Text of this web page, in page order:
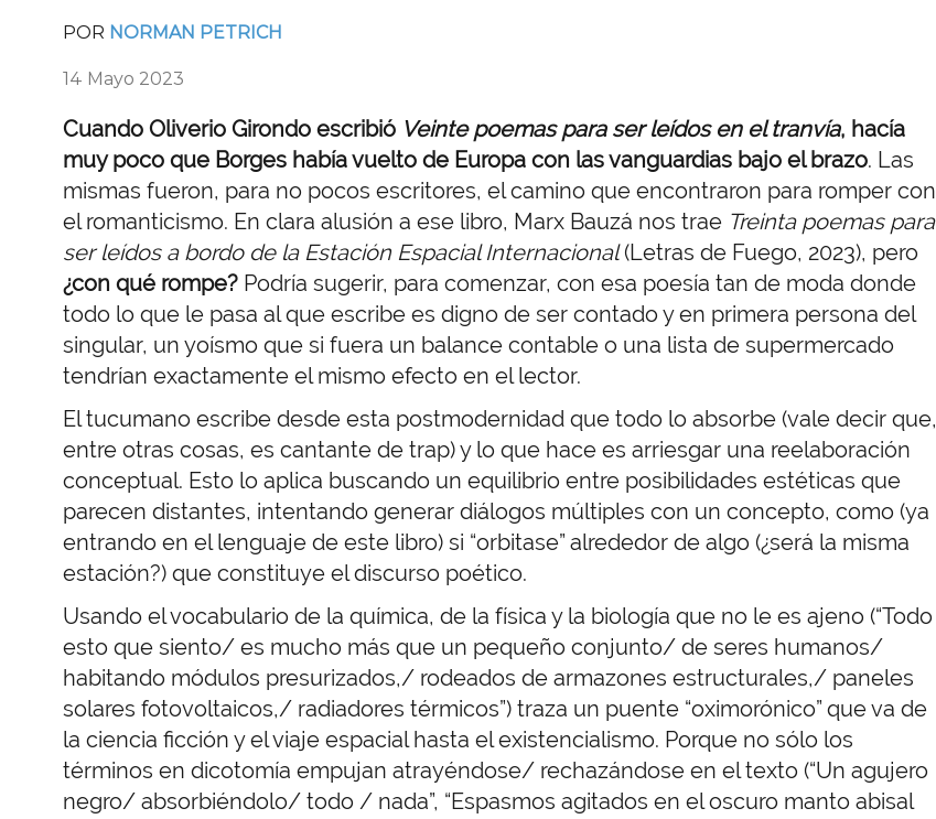
POR NORMAN PETRICH
14 Mayo 2023
Cuando Oliverio Girondo escribió Veinte poemas para ser leídos en el tranvía, hacía
muy poco que Borges había vuelto de Europa con las vanguardias bajo el brazo. Las
mismas fueron, para no pocos escritores, el camino que encontraron para romper con
el romanticismo. En clara alusión a ese libro, Marx Bauzá nos trae Treinta poemas para
ser leídos a bordo de la Estación Espacial Internacional(Letras de Fuego, 2023), pero
¿con qué rompe? Podría sugerir, para comenzar, con esa poesía tan de moda donde
todo lo que le pasa al que escribe es digno de ser contado y en primera persona del
singular, un yoísmo que si fuera un balance contable o una lista de supermercado
tendrían exactamente el mismo efecto en el lector.
El tucumano escribe desde esta postmodernidad que todo lo absorbe (vale decir que,
entre otras cosas, es cantante de trap) y lo que hace es arriesgar una reelaboración
conceptual. Esto lo aplica buscando un equilibrio entre posibilidades estéticas que
parecen distantes, intentando generar diálogos múltiples con un concepto, como (ya
entrando en el lenguaje de este libro) si “orbitase” alrededor de algo (¿será la misma
estación?) que constituye el discurso poético.
Usando el vocabulario de la química, de la física y la biología que no le es ajeno (“Todo
esto que siento/ es mucho más que un pequeño conjunto/ de seres humanos/
habitando módulos presurizados,/ rodeados de armazones estructurales,/ paneles
solares fotovoltaicos,/ radiadores térmicos”) traza un puente “oximorónico” que va de
la ciencia ficción y el viaje espacial hasta el existencialismo. Porque no sólo los
términos en dicotomía empujan atrayéndose/ rechazándose en el texto (“Un agujero
negro/ absorbiéndolo/ todo / nada”, “Espasmos agitados en el oscuro manto abisal